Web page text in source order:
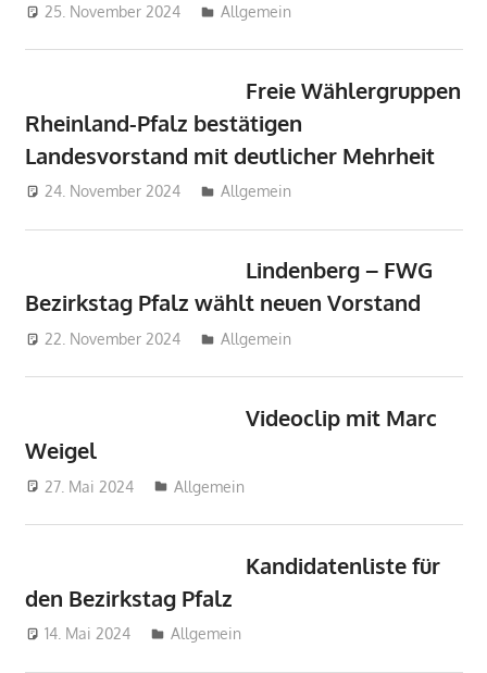
25. November 2024 Michel Grandmaire
Allgemein
Freie Wählergruppen
Rheinland-Pfalz bestätigen
Landesvorstand mit deutlicher Mehrheit
24. November 2024 Michel Grandmaire
Allgemein
Lindenberg – FWG
Bezirkstag Pfalz wählt neuen Vorstand
22. November 2024 Michel Grandmaire
Allgemein
Videoclip mit Marc
Weigel
27. Mai 2024 Michel Grandmaire
Allgemein
Kandidatenliste für
den Bezirkstag Pfalz
14. Mai 2024 Michel Grandmaire
Allgemein